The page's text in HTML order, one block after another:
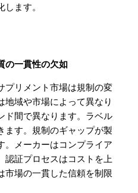
ます。
の一貫性の欠如
プリメント市場は規制の変
地域や市場によって異なり
ド間で異なります。ラベル
ます。規制のギャップが製
。メーカーはコンプライア
認証プロセスはコストを上
市場の一貫した信頼を制限